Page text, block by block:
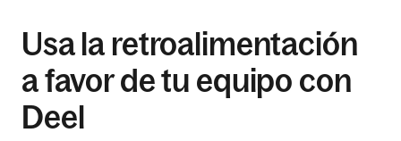
Usa la retroalimentación
a favor de tu equipo con
Deel